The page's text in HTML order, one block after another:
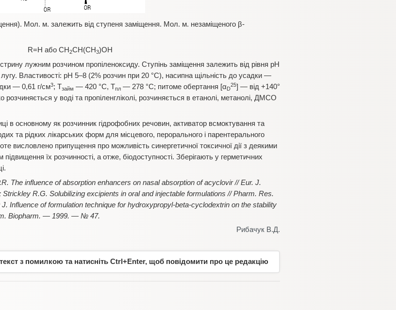
Мол. м. залежить від ступеня заміщення. Мол. м. незаміщеного β-
R=H або CH2CH(CH3)OH
лужним розчином пропіленоксиду. Ступінь заміщення залежить від рівня рН
лугу. Властивості: pH 5–8 (2% розчин при 20 °C), насипна щільність до усадки —
— 0,61 г/см3; Тзайм — 420 °C, Тпл — 278 °C; питоме обертання [αD
25] — від +140°
розчиняється у воді та пропіленгліколі, розчиняється в етанолі, метанолі, ДМСО
в основному як розчинник гідрофобних речовин, активатор всмоктування та
та рідких лікарських форм для місцевого, перорального і парентерального
висловлено припущення про можливість синергетичної токсичної дії з деякими
їх розчинності, а отже, біодоступності. Зберігають у герметичних
The influence of absorption enhancers on nasal absorption of acyclovir // Eur. J.
R.G. Solubilizing excipients in oral and injectable formulations // Pharm. Res.
of formulation technique for hydroxypropyl-beta-cyclodextrin on the stability
Biopharm. — 1999. — № 47.
Рибачук В.Д.
з помилкою та натисніть Ctrl+Enter, щоб повідомити про це редакцію